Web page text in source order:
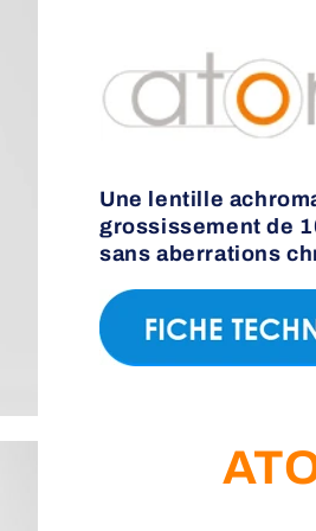
n
Une lentille
grossissement de
sans aberrations